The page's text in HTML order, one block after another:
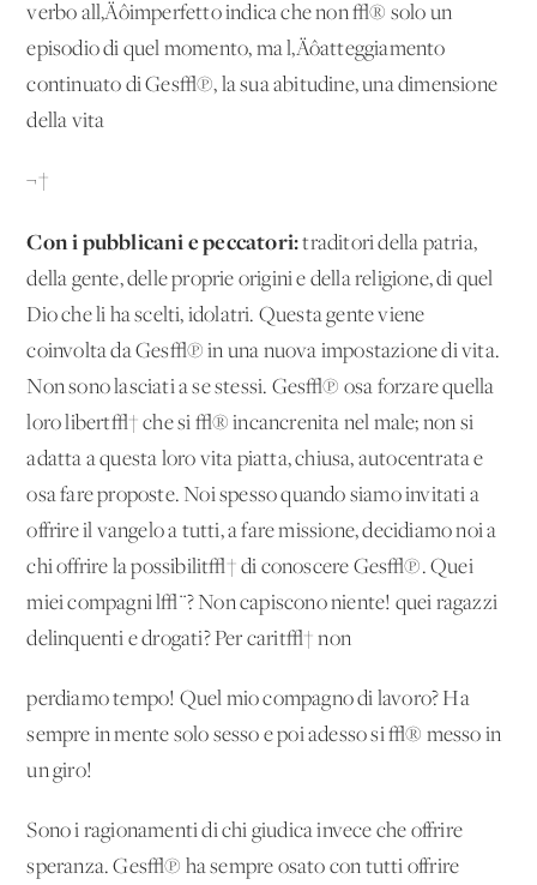
verbo all‚Äôimperfetto indica che non √® solo un
episodio di quel momento, ma l‚Äôatteggiamento
continuato di Ges√π, la sua abitudine, una dimensione
della vita
¬†
Con i pubblicani e peccatori:traditori della patria,
della gente, delle proprie origini e della religione, di quel
Dio che li ha scelti, idolatri. Questa gente viene
coinvolta da Ges√π in una nuova impostazione di vita.
Non sono lasciati a se stessi. Ges√π osa forzare quella
loro libert√† che si √® incancrenita nel male; non si
adatta a questa loro vita piatta, chiusa, autocentrata e
osa fare proposte. Noi spesso quando siamo invitati a
offrire il vangelo a tutti, a fare missione, decidiamo noi a
chi offrire la possibilit√† di conoscere Ges√π. Quei
miei compagni l√¨? Non capiscono niente! quei ragazzi
delinquenti e drogati? Per carit√† non
perdiamo tempo! Quel mio compagno di lavoro? Ha
sempre in mente solo sesso e poi adesso si √® messo in
un giro!
Sono i ragionamenti di chi giudica invece che offrire
speranza. Ges√π ha sempre osato con tutti offrire